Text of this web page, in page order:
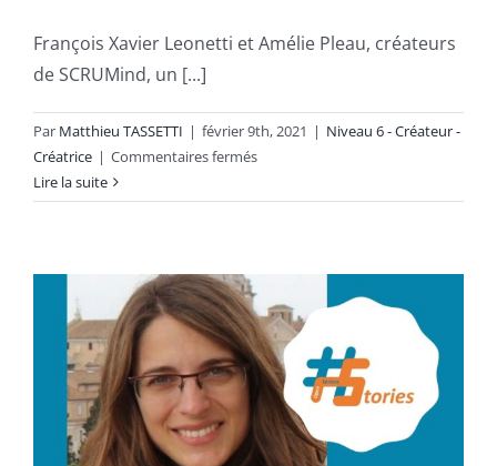
François Xavier Leonetti et Amélie Pleau, créateurs
de SCRUMind, un [...]
Par Matthieu TASSETTI | février 9th, 2021 | Niveau 6 - Créateur -
Créatrice | Commentaires ferméssur
l’expérience
jeu
nous
a
transformés
Lire la suite